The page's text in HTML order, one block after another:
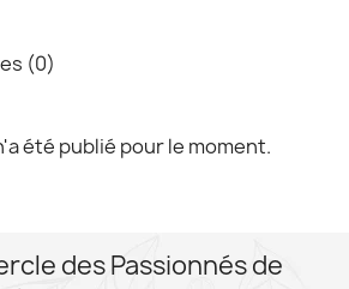
(0)
été publié pour le moment.
des Passionnés de